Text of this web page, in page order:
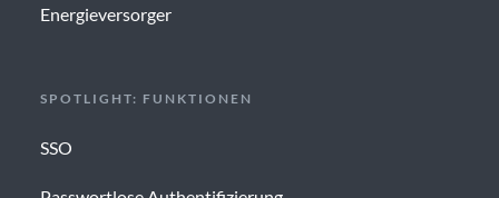
Energieversorger
SPOTLIGHT: FUNKTIONEN
SSO